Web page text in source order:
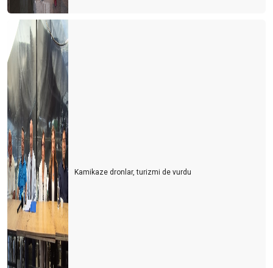
Kamikaze dronlar, turizmi de vurdu